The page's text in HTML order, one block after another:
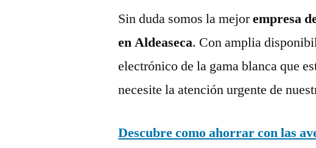
Sin duda somos la mejorempresa
en Aldeaseca. Con amplia
electrónico de la gama blanca que
necesite la atención urgente de
Descubre como ahorrar con las